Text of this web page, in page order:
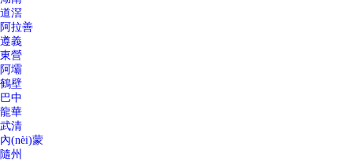
道滘
阿拉善
遵義
東營
阿壩
鶴壁
巴中
龍華
武清
內(nèi)蒙
隨州